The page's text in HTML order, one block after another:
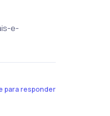
e-
para responder